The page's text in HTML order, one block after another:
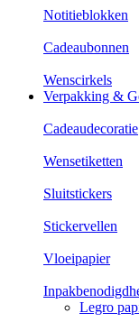
Notitieblokken
Cadeaubonnen
Wenscirkels
Verpakking &
Cadeaudecoratie
Wensetiketten
Sluitstickers
Stickervellen
Vloeipapier
Legro